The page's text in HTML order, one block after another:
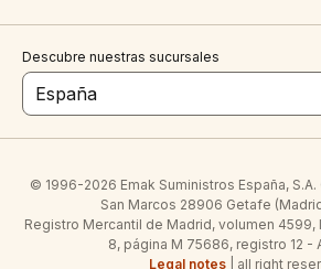
Descubre nuestras sucursales
España
© 1996-2026 Emak Suministros España, S.A.
San Marcos 28906 Getafe
Registro Mercantil de Madrid, volumen 4599,
8, página M 75686, registro 12 -
Legal notes| all right